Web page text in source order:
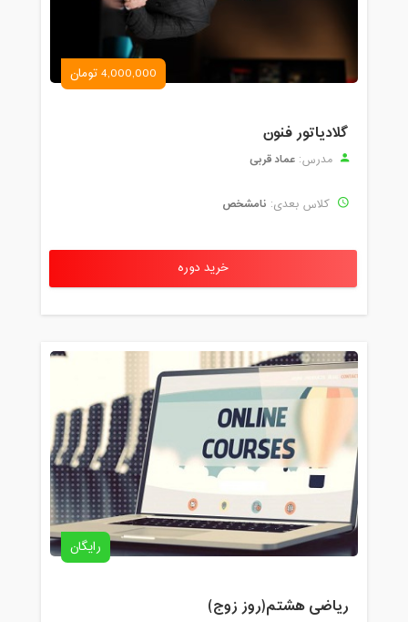
4,000,000 تومان
گلادیاتور فنون
مدرس: عماد قربی
کلاس بعدی: نامشخص
خرید دوره
رایگان
ریاضی هشتم(روز زوج)